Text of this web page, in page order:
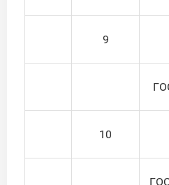
9
10